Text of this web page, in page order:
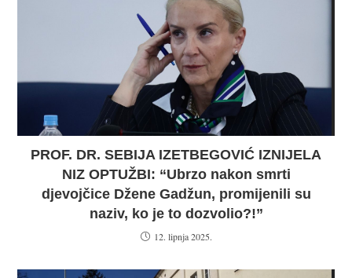
PROF. DR. SEBIJA IZETBEGOVIĆ IZNIJELA
NIZ OPTUŽBI: “Ubrzo nakon smrti
djevojčice Džene Gadžun, promijenili su
naziv, ko je to dozvolio?!”
12. lipnja 2025.